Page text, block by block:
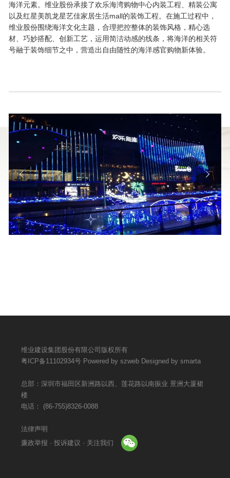
海洋元素。维业股份承接了欢乐海湾购物中心内装工程、精装公寓
以及红星美凯龙星艺佳家居生活mall的装饰工程。在施工过程中，
维业股份围绕海洋文化主题，合理把控整体的装饰风格，精心选
材、巧妙搭配、创新工艺，运用简洁动感的线条，将海洋的相关符
号融于装饰细节之中，营造出自由随性的海洋感官购物新体验。
维业建设集团股份有限公司版权所有
粤ICP备11102934号 Powered by szweb Designed by smarta
总部：深圳市福田区新洲路以西、莲花路以南振业 景洲大厦裙
楼
电话：
(86-755)8326-0088
法律声明
廉政举报 · 投诉建议 · 关注我们